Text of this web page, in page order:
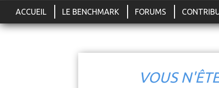
ACCUEIL LE BENCHMARK FORUMS
VOUS